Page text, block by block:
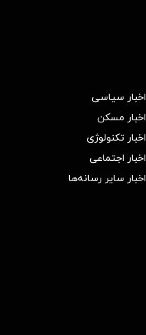
اخبار سیاسی
اخبار مسکن
اخبار تکنولوژی
اخبار اجتماعی
اخبار سایر رسانه‌‌ها